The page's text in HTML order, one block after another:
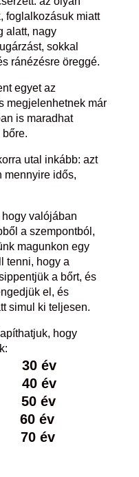
foglalkozásuk miatt
alatt, nagy
sokkal
ránézésre öreggé.
egyet az
megjelenhetnek már
is maradhat
utal inkább: azt
mennyire idős,
valójában
a szempontból,
magunkon egy
tenni, hogy a
a bőrt, és
el, és
simul ki teljesen.
hogy
30 év
40 év
50 év
60 év
70 év